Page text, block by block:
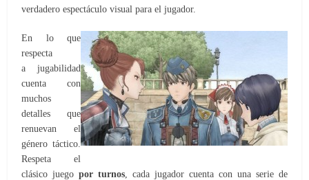
verdadero espectáculo visual para el jugador.
En lo que
respecta
a jugabilidad
cuenta con
muchos
detalles que
renuevan el
género táctico.
Respeta el
clásico juego por turnos, cada jugador cuenta con una serie de